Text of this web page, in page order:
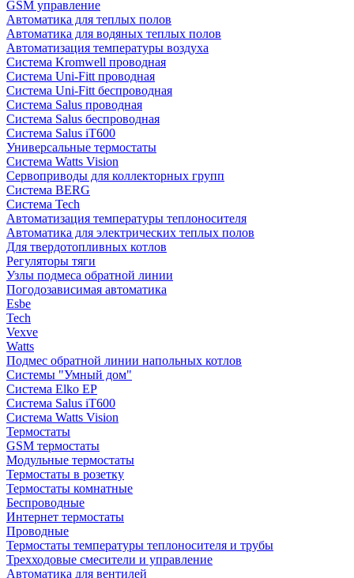
GSM управление
Автоматика для теплых полов
Автоматика для водяных теплых полов
Автоматизация температуры воздуха
Система Kromwell проводная
Система Uni-Fitt проводная
Система Uni-Fitt беспроводная
Система Salus проводная
Система Salus беспроводная
Система Salus iT600
Универсальные термостаты
Система Watts Vision
Сервоприводы для коллекторных групп
Система BERG
Система Tech
Автоматизация температуры теплоносителя
Автоматика для электрических теплых полов
Для твердотопливных котлов
Регуляторы тяги
Узлы подмеса обратной линии
Погодозависимая автоматика
Esbe
Tech
Vexve
Watts
Подмес обратной линии напольных котлов
Системы "Умный дом"
Система Elko EP
Система Salus iT600
Система Watts Vision
Термостаты
GSM термостаты
Модульные термостаты
Термостаты в розетку
Термостаты комнатные
Беспроводные
Интернет термостаты
Проводные
Термостаты температуры теплоносителя и трубы
Трехходовые смесители и управление
Автоматика для вентилей